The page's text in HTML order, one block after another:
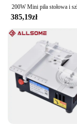
385,19zł